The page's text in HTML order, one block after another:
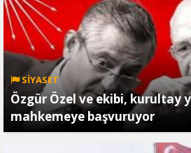
SİYASET
Özgür Özel ve ekibi, kurultay
mahkemeye başvuruyor